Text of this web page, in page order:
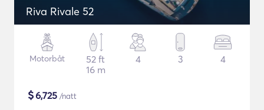
Riva Rivale 52
Motorbåt
52 ft
16 m
4 3 4
$6,725 /natt